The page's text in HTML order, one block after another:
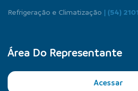
Refrigeração e Climatização | (54)
Área Do Representante
Acessar